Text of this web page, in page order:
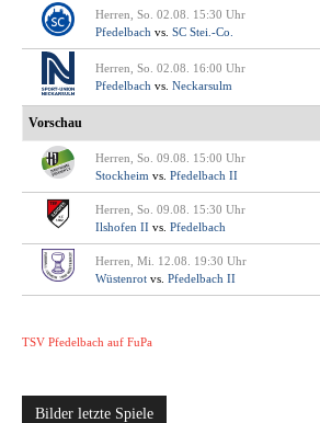
Herren, So. 02.08. 15:30 Uhr
Pfedelbach vs. SC Stei.-Co.
Herren, So. 02.08. 16:00 Uhr
Pfedelbach vs. Neckarsulm
Vorschau
Herren, So. 09.08. 15:00 Uhr
Stockheim vs. Pfedelbach II
Herren, So. 09.08. 15:30 Uhr
Ilshofen II vs. Pfedelbach
Herren, Mi. 12.08. 19:30 Uhr
Wüstenrot vs. Pfedelbach II
TSV Pfedelbach auf FuPa
Bilder letzte Spiele